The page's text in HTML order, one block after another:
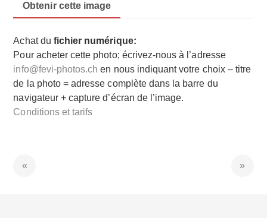
Obtenir cette image
Achat du fichier numérique:
Pour acheter cette photo; écrivez-nous à l’adresse
info@fevi-photos.ch en nous indiquant votre choix – titre
de la photo = adresse complète dans la barre du
navigateur + capture d’écran de l’image.
Conditions et tarifs